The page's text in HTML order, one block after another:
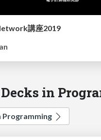
講座2019
in
Programming